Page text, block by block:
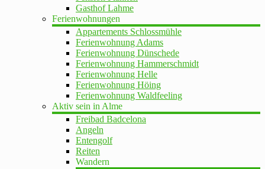
Gasthof Lahme
Ferienwohnungen
Appartements Schlossmühle
Ferienwohnung Adams
Ferienwohnung Dünschede
Ferienwohnung Hammerschmidt
Ferienwohnung Helle
Ferienwohnung Höing
Ferienwohnung Waldfeeling
Aktiv sein in Alme
Freibad Badcelona
Angeln
Entengolf
Reiten
Wandern